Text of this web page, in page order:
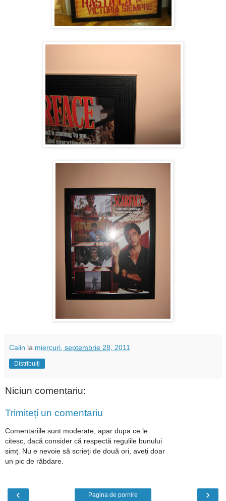
Calin la miercuri, septembrie 28, 2011
Distribuiți
Niciun comentariu:
Trimiteți un comentariu
Comentariile sunt moderate, apar dupa ce le
citesc, dacă consider că respectă regulile bunului
simț. Nu e nevoie să scrieți de două ori, aveți doar
un pic de răbdare.
‹ ›
Pagina de pornire